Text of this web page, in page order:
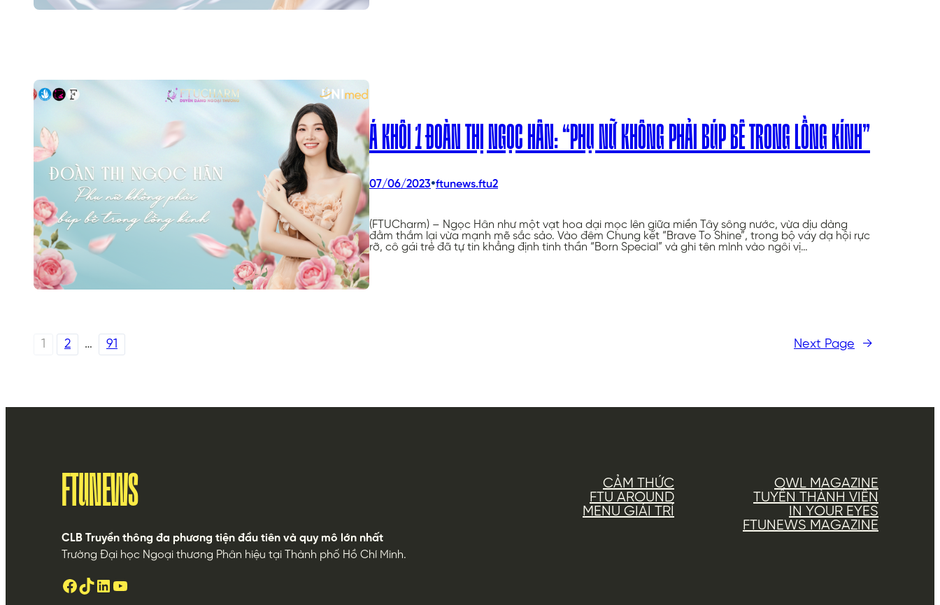
Á KHÔI 1 ĐOÀN THỊ NGỌC HÂN: “PHỤ NỮ KHÔNG PHẢI BÚP BÊ TRONG LỒNG KÍNH”
07/06/2023•ftunews.ftu2
(FTUCharm) – Ngọc Hân như một vạt hoa dại mọc lên giữa miền Tây sông nước, vừa dịu dàng
đằm thắm lại vừa mạnh mẽ sắc sảo. Vào đêm Chung kết “Brave To Shine”, trong bộ váy dạ hội rực
rỡ, cô gái trẻ đã tự tin khẳng định tinh thần “Born Special” và ghi tên mình vào ngôi vị…
1 2 … 91 Next Page →
FTUNEWS
CLB Truyền thông đa phương tiện đầu tiên và quy mô lớn nhất
Trường Đại học Ngoại thương Phân hiệu tại Thành phố Hồ Chí Minh.
CẢM THỨC
FTU AROUND
MENU GIẢI TRÍ
OWL MAGAZINE
TUYỂN THÀNH VIÊN
IN YOUR EYES
FTUNEWS MAGAZINE